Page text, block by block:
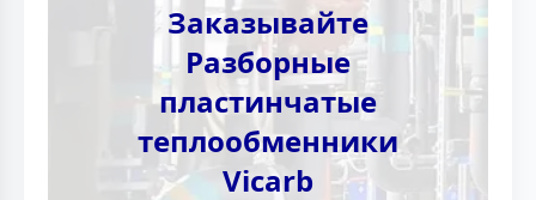
Заказывайте
Разборные
пластинчатые
теплообменники
Vicarb